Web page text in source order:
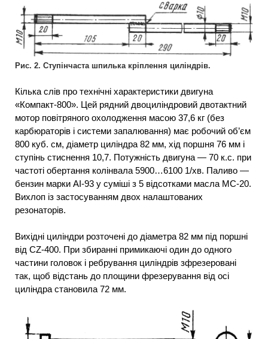
Рис. 2. Ступінчаста шпилька кріплення циліндрів.
Кілька слів про технічні характеристики двигуна
«Компакт-800». Цей рядний двоциліндровий двотактний
мотор повітряного охолодження масою 37,6 кг (без
карбюраторів і системи запалювання) має робочий об’єм
800 куб. см, діаметр циліндра 82 мм, хід поршня 76 мм і
ступінь стиснення 10,7. Потужність двигуна — 70 к.с. при
частоті обертання колінвала 5900…6100 1/хв. Паливо —
бензин марки АІ-93 у суміші з 5 відсотками масла МС-20.
Вихлоп із застосуванням двох налаштованих
резонаторів.
Вихідні циліндри розточені до діаметра 82 мм під поршні
від CZ-400. При збиранні примикаючі один до одного
частини головок і ребрування циліндрів зфрезеровані
так, щоб відстань до площини фрезерування від осі
циліндра становила 72 мм.